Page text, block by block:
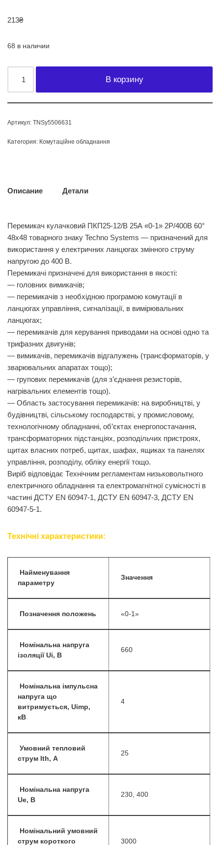
213₴
68 в наличии
В корзину
Артикул: TNSy5506631
Категория: Комутаційне обладнання
Описание Детали
Перемикач кулачковий ПКП25-12/В 25А «0-1» 2Р/400B 60°
48х48 товарного знаку Techno Systems — призначений для
використання у електричних ланцюгах змінного струму
напругою до 400 В.
Перемикачі призначені для використання в якості:
— головних вимикачів;
— перемикачів з необхідною програмою комутації в
ланцюгах управління, сигналізації, в вимірювальних
ланцюгах;
— перемикачів для керування приводами на основі одно та
трифазних двигунів;
— вимикачів, перемикачів відгалужень (трансформаторів, у
зварювальних апаратах тощо);
— групових перемикачів (для з’єднання резисторів,
нагрівальних елементів тощо).
— Область застосування перемикачів: на виробництві, у
будівництві, сільському господарстві, у промисловому,
технологічному обладнанні, об’єктах енергопостачання,
трансформаторних підстанціях, розподільчих пристроях,
щитах власних потреб, щитах, шафах, ящиках та панелях
управління, розподілу, обліку енергії тощо.
Виріб відповідає Технічним регламентам низьковольтного
електричного обладнання та електромагнітної сумісності в
частині ДСТУ EN 60947-1, ДСТУ EN 60947-3, ДСТУ EN
60947-5-1.
Технічні характеристики:
Найменування
параметру
Значення
Позначення положень «0-1»
Номінальна напруга
ізоляції Ui, B
660
Номінальна імпульсна
напруга що
витримується, Uimp,
кВ
4
Умовний тепловий
струм Ith, А
25
Номінальна напруга
Ue, B
230, 400
Номінальний умовний
струм короткого
3000